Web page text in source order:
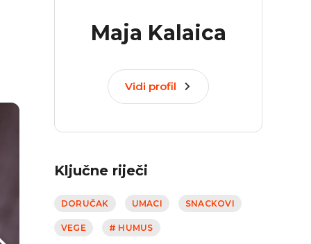
Maja Kalaica
Vidi profil
Ključne riječi
DORUČAK UMACI SNACKOVI
VEGE # HUMUS